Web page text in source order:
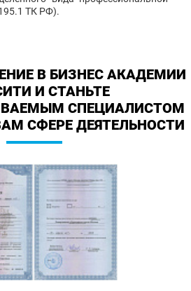
ТК РФ).
В БИЗНЕС АКАДЕМИИ
И СТАНЬТЕ
СПЕЦИАЛИСТОМ
СФЕРЕ ДЕЯТЕЛЬНОСТИ